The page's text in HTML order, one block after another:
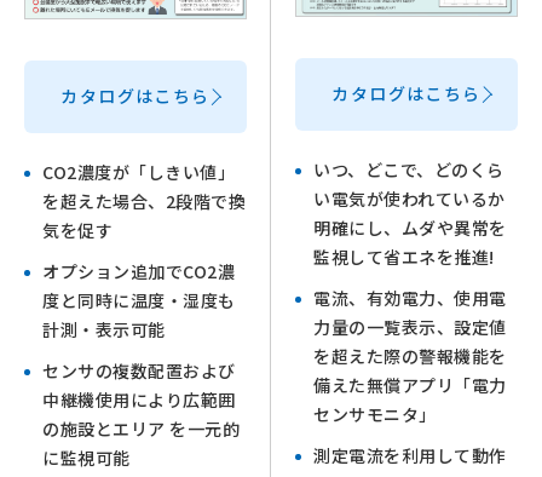
カタログはこちら
CO2濃度が「しきい値」
を超えた場合、2段階で換
気を促す
オプション追加でCO2濃
度と同時に温度・湿度も
計測・表示可能
センサの複数配置および
中継機使用により広範囲
の施設とエリア を一元的
に監視可能
カタログはこちら
いつ、どこで、どのくら
い電気が使われているか
明確にし、ムダや異常を
監視して省エネを推進!
電流、有効電力、使用電
力量の一覧表示、設定値
を超えた際の警報機能を
備えた無償アプリ「電力
センサモニタ」
測定電流を利用して動作